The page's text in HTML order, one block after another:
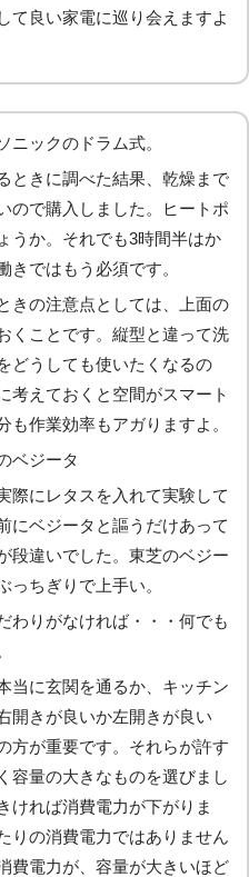
て良い家電に巡り会えますよ
ックのドラム式。
ときに調べた結果、乾燥まで
ので購入しました。ヒートポ
うか。それでも3時間半はか
きではもう必須です。
きの注意点としては、上面の
くことです。縦型と違って洗
どうしても使いたくなるの
考えておくと空間がスマート
も作業効率もアガりますよ。
ベジータ
際にレタスを入れて実験して
にベジータと謳うだけあって
段違いでした。東芝のベジー
っちぎりで上手い。
わりがなければ・・・何でも
当に玄関を通るか、キッチン
開きが良いか左開きが良い
方が重要です。それらが許す
容量の大きなものを選びまし
ければ消費電力が下がりま
りの消費電力ではありません
費電力が、容量が大きいほど